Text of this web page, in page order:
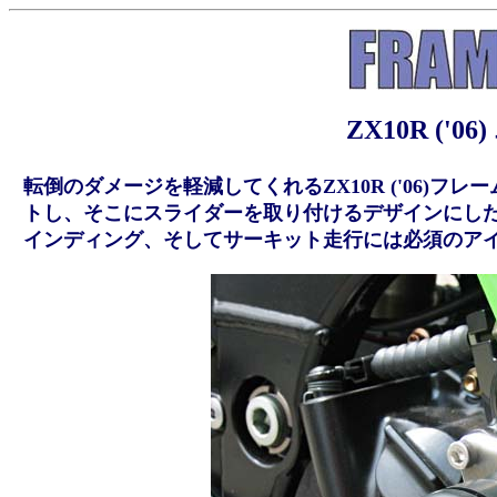
ZX10R
転倒のダメージを軽減してくれるZX10R ('06)フレ
トし、そこにスライダーを取り付けるデザインに
インディング、そしてサーキット走行には必須のア